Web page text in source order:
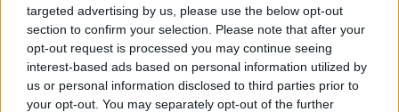
targeted advertising by us, please use the below opt-out
section to confirm your selection. Please note that after your
opt-out request is processed you may continue seeing
interest-based ads based on personal information utilized by
us or personal information disclosed to third parties prior to
your opt-out. You may separately opt-out of the further